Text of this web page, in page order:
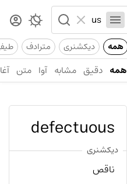
همه دیکشنری مترادف
همه دقیق مشابه آوا متن
defectuous
دیکشنری
ناقص